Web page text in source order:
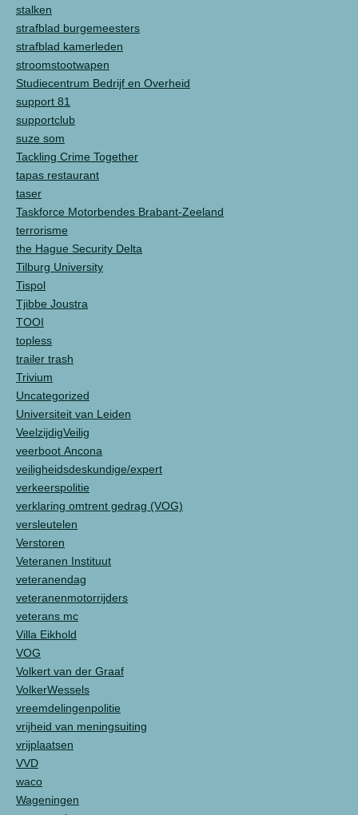
stalken
strafblad burgemeesters
strafblad kamerleden
stroomstootwapen
Studiecentrum Bedrijf en Overheid
support 81
supportclub
suze som
Tackling Crime Together
tapas restaurant
taser
Taskforce Motorbendes Brabant-Zeeland
terrorisme
the Hague Security Delta
Tilburg University
Tispol
Tjibbe Joustra
TOOI
topless
trailer trash
Trivium
Uncategorized
Universiteit van Leiden
VeelzijdigVeilig
veerboot Ancona
veiligheidsdeskundige/expert
verkeerspolitie
verklaring omtrent gedrag (VOG)
versleutelen
Verstoren
Veteranen Instituut
veteranendag
veteranenmotorrijders
veterans mc
Villa Eikhold
VOG
Volkert van der Graaf
VolkerWessels
vreemdelingenpolitie
vrijheid van meningsuiting
vrijplaatsen
VVD
waco
Wageningen